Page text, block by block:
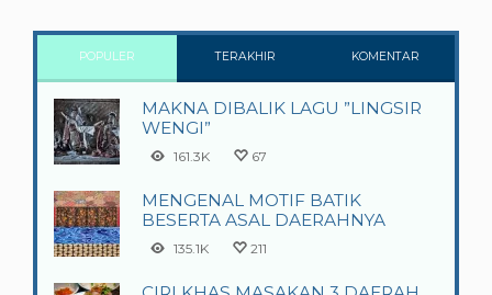
POPULER TERAKHIR KOMENTAR
MAKNA DIBALIK LAGU ”LINGSIR
WENGI”
161.3K 67
MENGENAL MOTIF BATIK
BESERTA ASAL DAERAHNYA
135.1K 211